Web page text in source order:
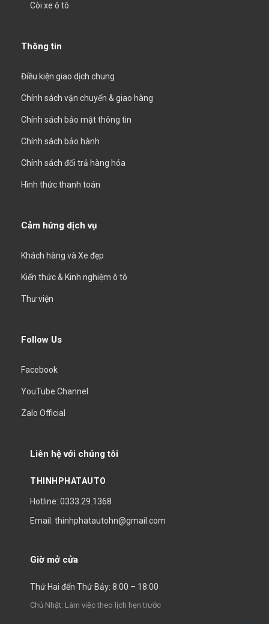
Còi xe ô tô
Thông tin
Điều kiện giao dịch chung
Chính sách vận chuyển & giao hàng
Chính sách bảo mật thông tin
Chính sách bảo hành
Chính sách đổi trả hàng hóa
Hình thức thanh toán
Cảm hứng dịch vụ
Khách hàng và Xe đẹp
Kiến thức & Kinh nghiệm ô tô
Thư viện
Follow Us
Facebook
YouTube Channel
Zalo Official
Liên hệ với chúng tôi
THINHPHATAUTO
Hotline: 0333.29.1368
Email: thinhphatautohn@gmail.com
Giờ mở cửa
Thứ Hai đến Thứ Bảy: 8:00 – 18:00
Chủ Nhật: Làm việc theo lịch hẹn trước